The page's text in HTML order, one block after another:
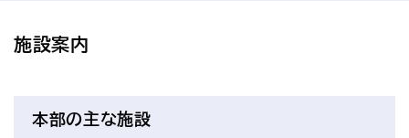
施設案内
本部の主な施設